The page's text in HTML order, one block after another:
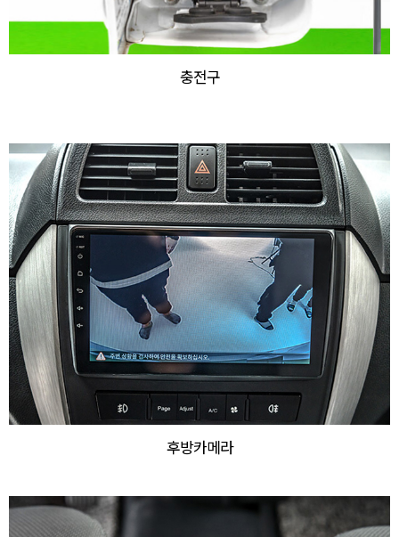
충전구
후방카메라